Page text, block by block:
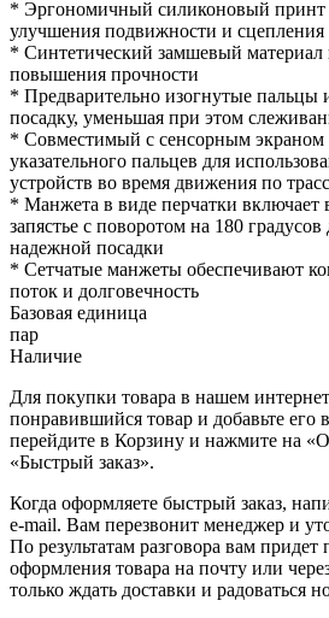
* Эргономичный силиконовый принт
улучшения подвижности и сцепления
* Синтетический замшевый материал
повышения прочности
* Предварительно изогнутые пальцы
посадку, уменьшая при этом
* Совместимый с сенсорным экраном
указательного пальцев для
устройств во время движения по
* Манжета в виде перчатки включает
запястье с поворотом на 180
надежной посадки
* Сетчатые манжеты обеспечивают
поток и долговечность
Базовая единица
пар
Наличие
Для покупки товара в нашем
понравившийся товар и добавьте его
перейдите в Корзину и нажмите на
«Быстрый заказ».
Когда оформляете быстрый заказ,
e-mail. Вам перезвонит менеджер и
По результатам разговора вам придет
оформления товара на почту или
только ждать доставки и радоваться